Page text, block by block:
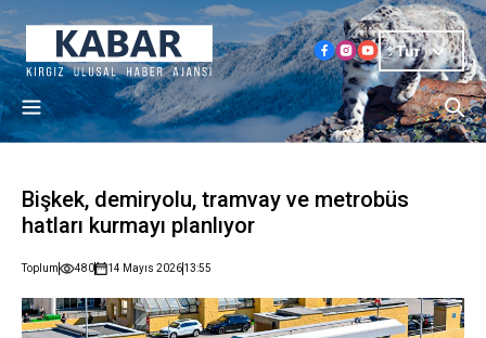
Tur
Bişkek, demiryolu, tramvay ve metrobüs
hatları kurmayı planlıyor
Toplum 480 14 Mayıs 202613:55